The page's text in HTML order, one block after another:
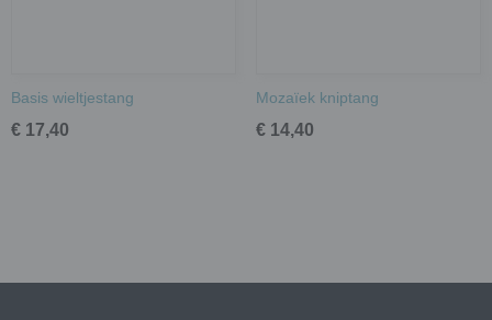
Basis wieltjestang
€ 17,40
Mozaïek kniptang
€ 14,40